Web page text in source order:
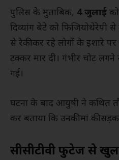
पुलिस के मुताबिक, 4 जुलाई
दिव्यांग बेटे को फिजियोथेरेपी
से रेकी कर रहे लोगों के इशारे पर
टक्कर मार दी। गंभीर चोट लगने
गई।
घटना के बाद आयुषी ने कथित
कर बताया कि उनकी मां की सड़क
सीसीटीवी फुटेज से